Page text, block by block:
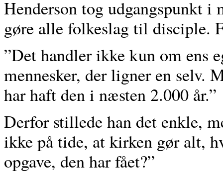
Henderson tog udgangspunkt i
gøre alle folkeslag til disciple.
”Det handler ikke kun om ens
mennesker, der ligner en selv.
har haft den i næsten 2.000 år.”
Derfor stillede han det enkle,
ikke på tide, at kirken gør alt,
opgave, den har fået?”